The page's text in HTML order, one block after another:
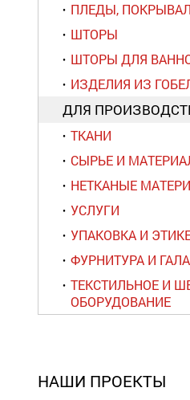
ПЛЕДЫ,
ШТОРЫ
ШТОРЫ ДЛЯ
ИЗДЕЛИЯ ИЗ
ДЛЯ
ТКАНИ
СЫРЬЕ И
НЕТКАНЫЕ
УСЛУГИ
УПАКОВКА И
ФУРНИТУРА И
ТЕКСТИЛЬНОЕ И
ОБОРУДОВАНИЕ
НАШИ ПРОЕКТЫ